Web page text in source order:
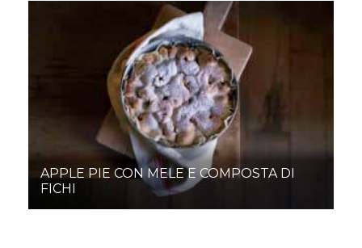
APPLE PIE CON MELE E COMPOSTA DI
FICHI